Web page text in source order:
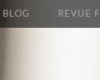
BLOG REVUE